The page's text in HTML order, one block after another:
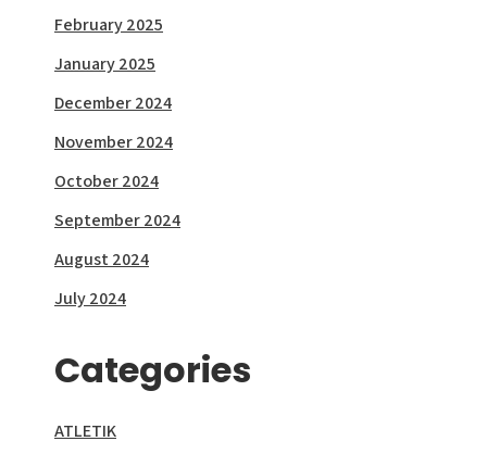
February 2025
January 2025
December 2024
November 2024
October 2024
September 2024
August 2024
July 2024
Categories
ATLETIK